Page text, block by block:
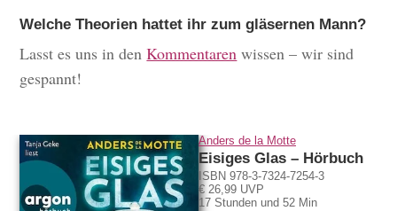
Welche Theorien hattet ihr zum gläsernen Mann?
Lasst es uns in denKommentaren wissen – wir sind
gespannt!
Anders de la Motte
Eisiges Glas – Hörbuch
ISBN 978-3-7324-7254-3
€ 26,99 UVP
17 Stunden und 52 Min